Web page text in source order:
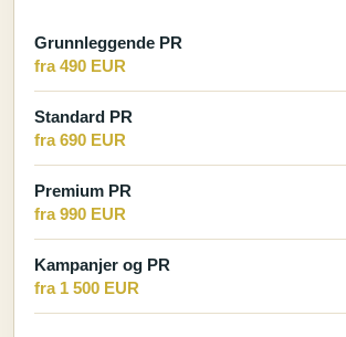
Grunnleggende PR
fra 490 EUR
Standard PR
fra 690 EUR
Premium PR
fra 990 EUR
Kampanjer og PR
fra 1 500 EUR